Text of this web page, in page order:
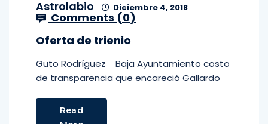
Astrolabio Diciembre 4, 2018
Comments (0)
Oferta de trienio
Guto Rodríguez Baja Ayuntamiento costo
de transparencia que encareció Gallardo
Read